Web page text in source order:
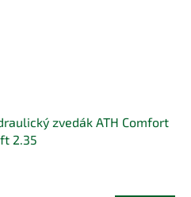
zvedák ATH Comfort
2.35